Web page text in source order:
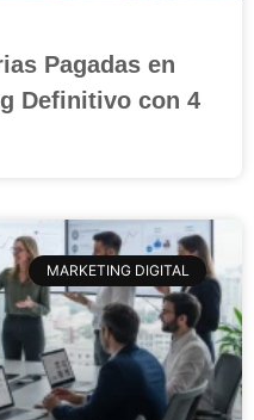
Pagadas en
Definitivo con 4
MARKETING DIGITAL